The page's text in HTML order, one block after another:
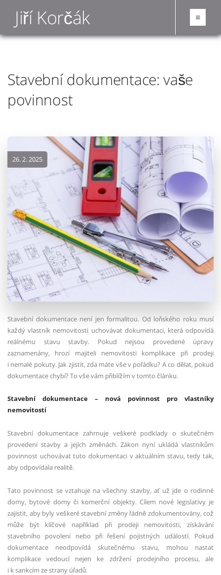
Jiří Korčák
Stavební dokumentace: vaše
povinnost
26. 2. 2025
Stavební dokumentace není jen formalitou. Od loňského roku musí
každý vlastník nemovitosti uchovávat dokumentaci, která odpovídá
reálnému stavu stavby. Pokud nejsou provedené úpravy
zaznamenány, hrozí majiteli nemovitosti komplikace při prodeji
i nemalé pokuty. Jak zjistit, zda máte vše v pořádku? A co dělat, pokud
dokumentace chybí? To vše vám přiblížím v tomto článku.
Stavební dokumentace – nová povinnost pro vlastníky
nemovitostí
Stavební dokumentace zahrnuje veškeré podklady o skutečném
provedení stavby a jejích změnách. Zákon nyní ukládá vlastníkům
povinnost uchovávat tuto dokumentaci v aktuálním stavu, tedy tak,
aby odpovídala realitě.
Tato povinnost se vztahuje na všechny stavby, ať už jde o rodinné
domy, bytové domy či komerční objekty. Cílem nové legislativy je
zajistit, aby byly veškeré stavební změny řádně zdokumentovány, což
může být klíčové například při prodeji nemovitosti, získávání
stavebního povolení nebo při řešení pojistných událostí. Pokud
dokumentace neodpovídá skutečnému stavu, mohou nastat
komplikace vedoucí nejen ke zdržení prodejního procesu, ale
i k sankcím ze strany úřadů.